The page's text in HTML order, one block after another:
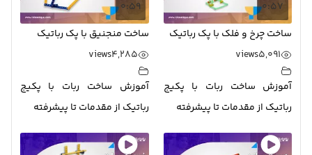
0:57
ساخت چرخ و فلک با پک رباتیک
5,091
views
آموزش ساخت ربات با پکیج
رباتیک از مقدمات تا پیشرفته
0:59
ساخت منجنیق با پک رباتیک
4,285
views
آموزش ساخت ربات با پکیج
رباتیک از مقدمات تا پیشرفته